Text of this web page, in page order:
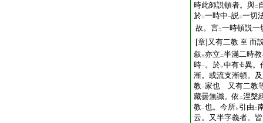
時此師説頓者。與二
於二一時中一説二一切
故。言二一時頓説一
[章]又有二教 至 而
叙三亦立 二半滿二時教
時一。於レ中有
異。
漸。或流支漸頓。
教一家也 又有二教
藏曇無讖。依 二涅槃
教一也。今所レ引由 二
云。又半字義者。